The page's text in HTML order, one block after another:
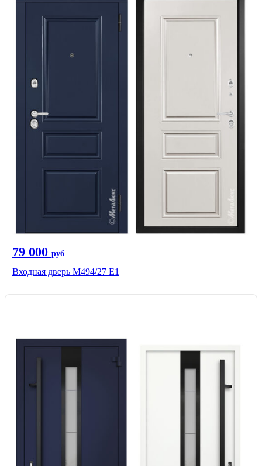
79 000 руб
Входная дверь М494/27 Е1